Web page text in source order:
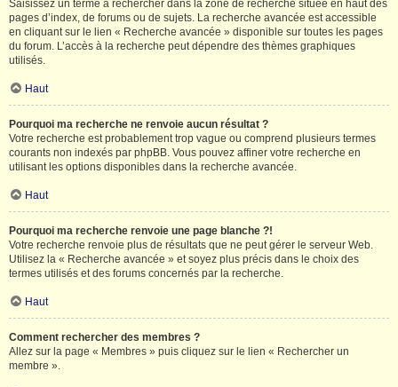
Saisissez un terme à rechercher dans la zone de recherche située en haut des
pages d’index, de forums ou de sujets. La recherche avancée est accessible
en cliquant sur le lien « Recherche avancée » disponible sur toutes les pages
du forum. L’accès à la recherche peut dépendre des thèmes graphiques
utilisés.
Haut
Pourquoi ma recherche ne renvoie aucun résultat ?
Votre recherche est probablement trop vague ou comprend plusieurs termes
courants non indexés par phpBB. Vous pouvez affiner votre recherche en
utilisant les options disponibles dans la recherche avancée.
Haut
Pourquoi ma recherche renvoie une page blanche ?!
Votre recherche renvoie plus de résultats que ne peut gérer le serveur Web.
Utilisez la « Recherche avancée » et soyez plus précis dans le choix des
termes utilisés et des forums concernés par la recherche.
Haut
Comment rechercher des membres ?
Allez sur la page « Membres » puis cliquez sur le lien « Rechercher un
membre ».